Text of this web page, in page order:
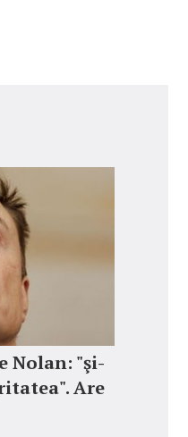
Nolan: "şi-
Are